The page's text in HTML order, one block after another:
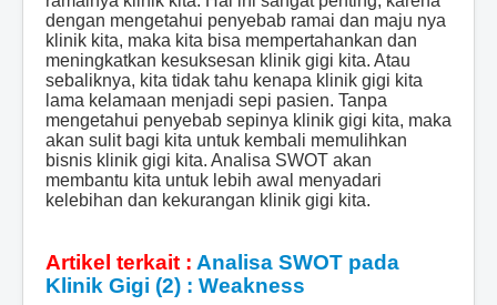
dengan mengetahui penyebab ramai dan maju nya
klinik kita, maka kita bisa mempertahankan dan
meningkatkan kesuksesan klinik gigi kita. Atau
sebaliknya, kita tidak tahu kenapa klinik gigi kita
lama kelamaan menjadi sepi pasien. Tanpa
mengetahui penyebab sepinya klinik gigi kita, maka
akan sulit bagi kita untuk kembali memulihkan
bisnis klinik gigi kita. Analisa SWOT akan
membantu kita untuk lebih awal menyadari
kelebihan dan kekurangan klinik gigi kita.
Artikel terkait : Analisa SWOT pada
Klinik Gigi (2) : Weakness